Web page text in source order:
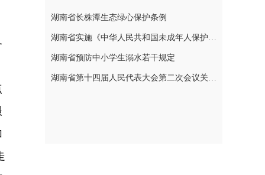
湖南省长株潭生态绿心保护条例
湖南省实施《中华人民共和国未成年人保护法》若干规定
湖南省预防中小学生溺水若干规定
湖南省第十四届人民代表大会第二次会议关于湖南省人民代表大会常务委员会工作报告的决议